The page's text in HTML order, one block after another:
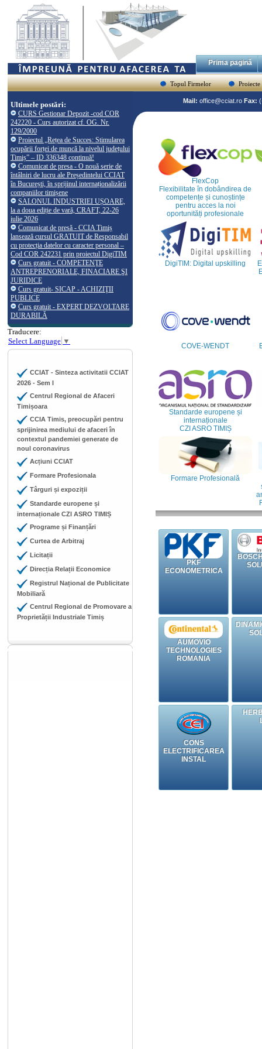
Prima pagină
Topul Firmelor Proiecte
Ultimele postări:
CURS Gestionar Depozit -cod COR
242220 - Curs autorizat cf. OG. Nr.
129/2000
Proiectul „Rețea de Succes: Stimularea
ocupării forței de muncă la nivelul județului
Timiș” – ID 336348 continuă!
Comunicat de presa - O nouă serie de
întâlniri de lucru ale Președintelui CCIAT
în București, în sprijinul internaționalizării
companiilor timișene
SALONUL INDUSTRIEI UȘOARE,
la a doua ediție de vară, CRAFT, 22-26
iulie 2026
Comunicat de presă - CCIA Timiș
lansează cursul GRATUIT de Responsabil
cu protecția datelor cu caracter personal –
Cod COR 242231 prin proiectul DigiTIM
Curs gratuit - COMPETENŢE
ANTREPRENORIALE, FINACIARE ŞI
JURIDICE
Curs gratuit- SICAP - ACHIZIŢII
PUBLICE
Curs gratuit - EXPERT DEZVOLTARE
DURABILĂ
Traducere:
Select Language ▼
CCIAT - Sinteza activitatii CCIAT
2026 - Sem I
Centrul Regional de Afaceri
Timișoara
CCIA Timis, preocupări pentru
sprijinirea mediului de afaceri în
contextul pandemiei generate de
noul coronavirus
Acțiuni CCIAT
Formare Profesionala
Târguri și expoziții
Standarde europene și
internaționale CZI ASRO TIMIȘ
Programe și Finanțări
Curtea de Arbitraj
Licitații
Direcția Relații Economice
Registrul Național de Publicitate
Mobiliară
Centrul Regional de Promovare a
Proprietății Industriale Timiș
Mail: office@cciat.ro Fax:
FlexCop
Flexibilitate în dobândirea de
competențe și cunoștințe
pentru acces la noi
oportunități profesionale
DigiTIM: Digital upskilling
COVE-WENDT
Standarde europene și
internaționale
CZI ASRO TIMIȘ
Formare Profesională
PKF
ECONOMETRICA
AUMOVIO
TECHNOLOGIES
ROMANIA
CONS
ELECTRIFICAREA
INSTAL